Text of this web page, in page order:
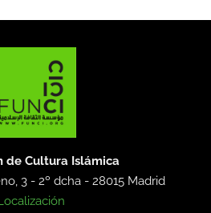
de Cultura Islámica
3 - 2º dcha -28015 Madrid